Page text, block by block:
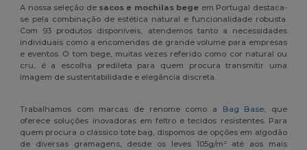
A nossa seleção de sacos e mochilas bege em Portugal destaca-
se pela combinação de estética natural e funcionalidade robusta.
Com 93 produtos disponíveis, atendemos tanto a necessidades
individuais como a encomendas de grande volume para empresas
e eventos. O tom bege, muitas vezes referido como cor natural ou
cru, é a escolha predileta para quem procura transmitir uma
imagem de sustentabilidade e elegância discreta.
Trabalhamos com marcas de renome como a Bag Base, que
oferece soluções inovadoras em feltro e tecidos resistentes. Para
quem procura o clássico tote bag, dispomos de opções em algodão
de diversas gramagens, desde os leves 105g/m² até aos mais